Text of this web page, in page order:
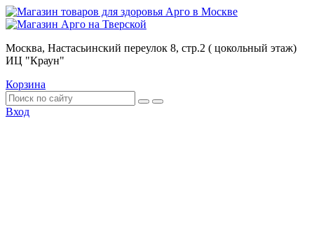
Москва, Настасьинский переулок 8, стр.2 ( цокольный этаж)
ИЦ "Краун"
Корзина
Вход